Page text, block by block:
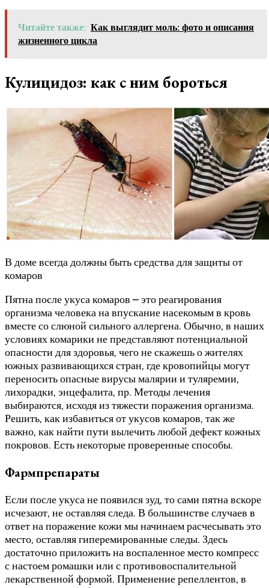
Читайте также: Как выглядит моль: фото и описания
жизненного цикла
Кулицидоз: как с ним бороться
В доме всегда должны быть средства для защиты от
комаров
Пятна после укуса комаров – это реагирования
организма человека на впускание насекомым в кровь
вместе со слюной сильного аллергена. Обычно, в наших
условиях комарики не представляют потенциальной
опасности для здоровья, чего не скажешь о жителях
южных развивающихся стран, где кровопийцы могут
переносить опасные вирусы малярии и туляремии,
лихорадки, энцефалита, пр. Методы лечения
выбираются, исходя из тяжести поражения организма.
Решить, как избавиться от укусов комаров, так же
важно, как найти пути вылечить любой дефект кожных
покровов. Есть некоторые проверенные способы.
Фармпрепараты
Если после укуса не появился зуд, то сами пятна вскоре
исчезают, не оставляя следа. В большинстве случаев в
ответ на поражение кожи мы начинаем расчесывать это
место, оставляя гиперемированные следы. Здесь
достаточно приложить на воспаленное место компресс
с настоем ромашки или с противовоспалительной
лекарственной формой. Применение репеллентов, в